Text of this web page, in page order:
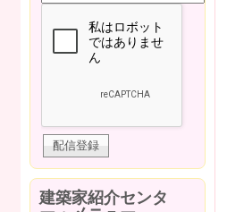
建築家紹介センタ